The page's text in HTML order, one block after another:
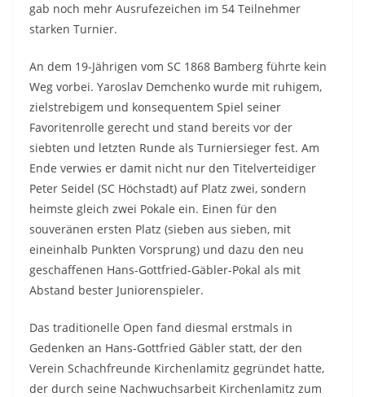
gab noch mehr Ausrufezeichen im 54 Teilnehmer
starken Turnier.
An dem 19-Jährigen vom SC 1868 Bamberg führte kein
Weg vorbei. Yaroslav Demchenko wurde mit ruhigem,
zielstrebigem und konsequentem Spiel seiner
Favoritenrolle gerecht und stand bereits vor der
siebten und letzten Runde als Turniersieger fest. Am
Ende verwies er damit nicht nur den Titelverteidiger
Peter Seidel (SC Höchstadt) auf Platz zwei, sondern
heimste gleich zwei Pokale ein. Einen für den
souveränen ersten Platz (sieben aus sieben, mit
eineinhalb Punkten Vorsprung) und dazu den neu
geschaffenen Hans-Gottfried-Gäbler-Pokal als mit
Abstand bester Juniorenspieler.
Das traditionelle Open fand diesmal erstmals in
Gedenken an Hans-Gottfried Gäbler statt, der den
Verein Schachfreunde Kirchenlamitz gegründet hatte,
der durch seine Nachwuchsarbeit Kirchenlamitz zum